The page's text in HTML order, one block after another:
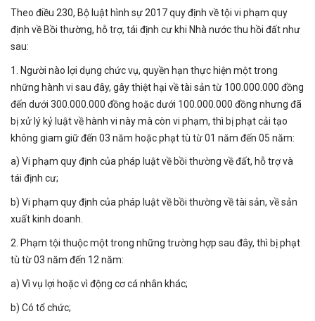
Theo điều 230, Bộ luật hình sự 2017 quy định về tội vi phạm quy
định về Bồi thường, hỗ trợ, tái định cư khi Nhà nước thu hồi đất như
sau:
1. Người nào lợi dụng chức vụ, quyền hạn thực hiện một trong
những hành vi sau đây, gây thiệt hại về tài sản từ 100.000.000 đồng
đến dưới 300.000.000 đồng hoặc dưới 100.000.000 đồng nhưng đã
bị xử lý kỷ luật về hành vi này mà còn vi phạm, thì bị phạt cải tạo
không giam giữ đến 03 năm hoặc phạt tù từ 01 năm đến 05 năm:
a) Vi phạm quy định của pháp luật về bồi thường về đất, hỗ trợ và
tái định cư;
b) Vi phạm quy định của pháp luật về bồi thường về tài sản, về sản
xuất kinh doanh.
2. Phạm tội thuộc một trong những trường hợp sau đây, thì bị phạt
tù từ 03 năm đến 12 năm:
a) Vì vụ lợi hoặc vì động cơ cá nhân khác;
b) Có tổ chức;